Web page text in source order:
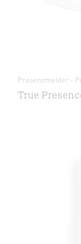
Präsenzmelder -
True